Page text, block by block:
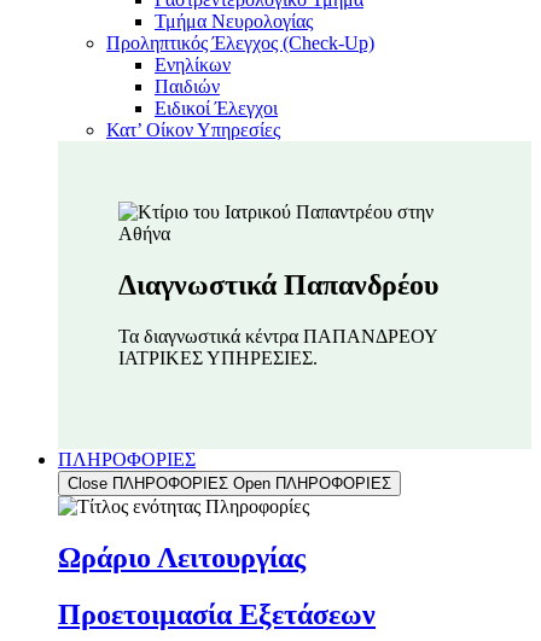
Τμήμα Νευρολογίας
Προληπτικός Έλεγχος (Check-Up)
Ενηλίκων
Παιδιών
Ειδικοί Έλεγχοι
Κατ’ Οίκον Υπηρεσίες
Διαγνωστικά Παπανδρέου
Τα διαγνωστικά κέντρα ΠΑΠΑΝΔΡΕΟΥ
ΙΑΤΡΙΚΕΣ ΥΠΗΡΕΣΙΕΣ.
ΠΛΗΡΟΦΟΡΙΕΣ
Close ΠΛΗΡΟΦΟΡΙΕΣ Open ΠΛΗΡΟΦΟΡΙΕΣ
Ωράριο Λειτουργίας
Προετοιμασία Εξετάσεων